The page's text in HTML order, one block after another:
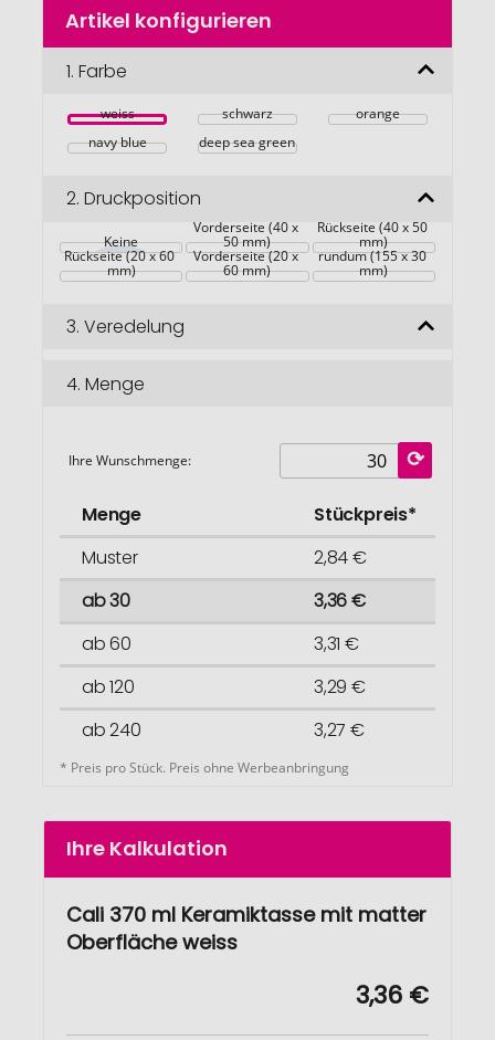
Anfang
Bildgalerie
Artikel konfigurieren
1. Farbe
weiss schwarz
orange
navy blue
deep sea green
2. Druckposition
Keine
Vorderseite (40 x
50 mm)
Rückseite (40 x 50
mm)
Rückseite (20 x 60
mm)
Vorderseite (20 x
60 mm)
rundum (155 x 30
mm)
3. Veredelung
4. Menge
Ihre Wunschmenge:
Menge
Stückpreis*
Muster
2,84 €
ab 30
3,36 €
ab 60
3,31 €
ab 120
3,29 €
ab 240
3,27 €
* Preis pro Stück. Preis ohne Werbeanbringung
Ihre Kalkulation
Cali 370 ml Keramiktasse mit matter
Oberfläche weiss
3,36 €